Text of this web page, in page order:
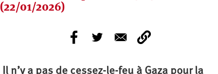
(22/01/2026)
Il n’y a pas de cessez-le-feu à Gaza pour la